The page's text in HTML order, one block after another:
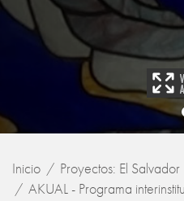
Inicio
Proyectos: El Salvador
AKUAL - Programa